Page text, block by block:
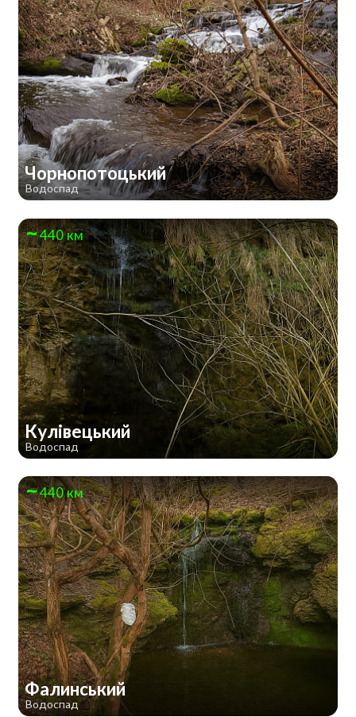
Чорнопотоцький
Водоспад
440 км
Кулівецький
Водоспад
440 км
Фалинський
Водоспад